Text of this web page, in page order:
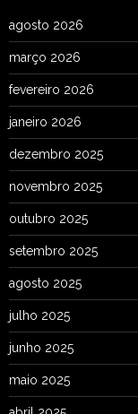
agosto 2026
março 2026
fevereiro 2026
janeiro 2026
dezembro 2025
novembro 2025
outubro 2025
setembro 2025
agosto 2025
julho 2025
junho 2025
maio 2025